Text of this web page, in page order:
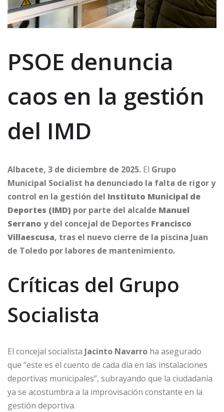
PSOE denuncia
caos en la gestión
del IMD
Albacete, 3 de diciembre de 2025. El Grupo
Municipal Socialist ha denunciado la falta de rigor y
control en la gestión del Instituto Municipal de
Deportes (IMD) por parte del alcalde Manuel
Serrano y del concejal de Deportes Francisco
Villaescusa, tras el nuevo cierre de la piscina Juan
de Toledo por labores de mantenimiento.
Críticas del Grupo
Socialista
El concejal socialista Jacinto Navarro ha asegurado
que “este es el cuento de cada día en las instalaciones
deportivas municipales”, subrayando que la ciudadanía
ya se acostumbra a la improvisación constante en la
gestión deportiva.